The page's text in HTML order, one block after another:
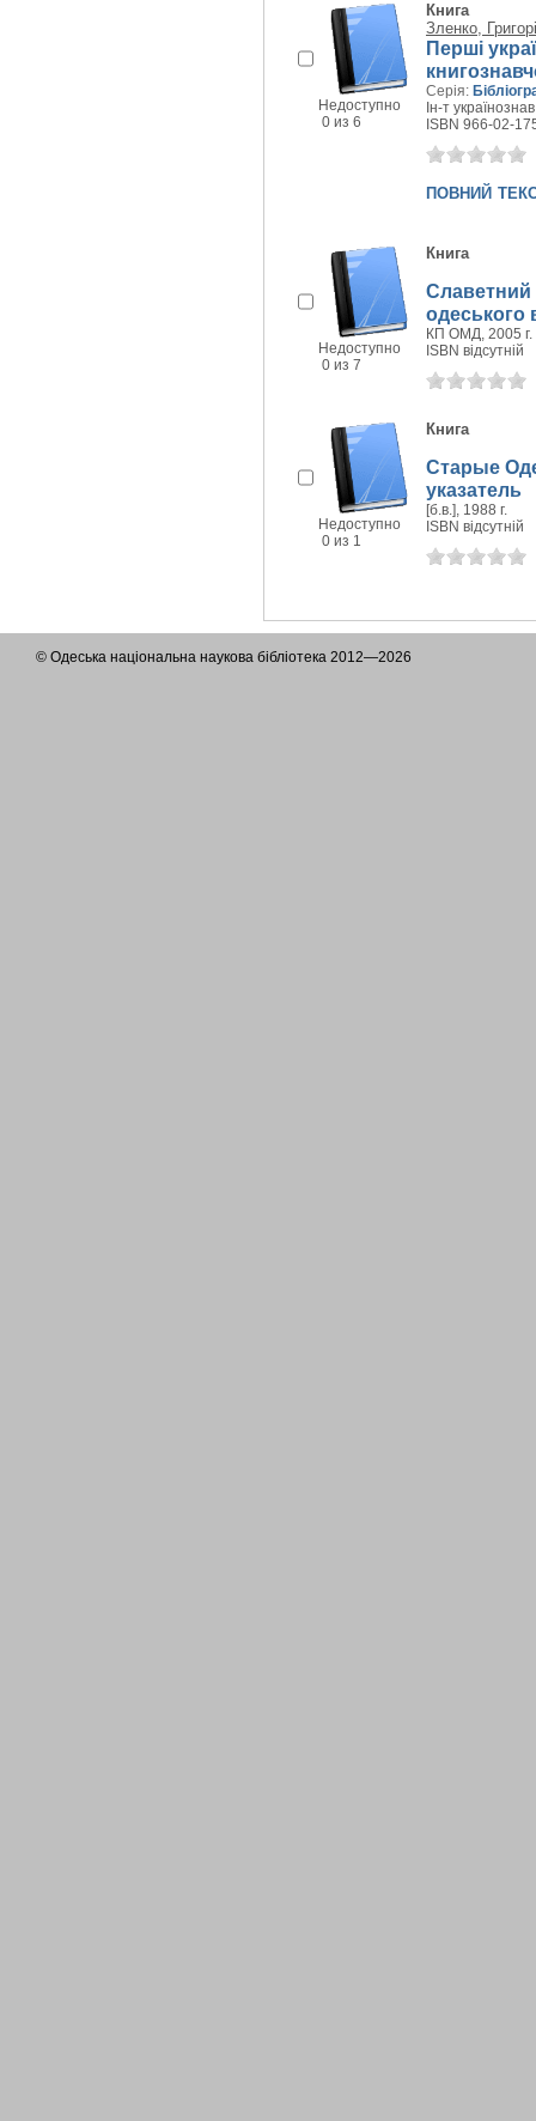
Недоступно
0 из 6
Книга
Зленко,
Перші
Серія:
Ін-т
ISBN 966-02-
повний
Недоступно
0 из 7
Книга
Славетний
одеського
КП ОМД, 2005 г.
ISBN відсутній
Недоступно
0 из 1
Книга
Старые
указатель
[б.в.], 1988 г.
ISBN відсутній
© Одеська національна наукова бібліотека 2012—2026